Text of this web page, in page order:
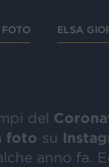
ELSA
del
foto su
anno fa.